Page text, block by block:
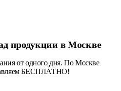
продукции в Москве
от одного дня. По Москве
БЕСПЛАТНО!